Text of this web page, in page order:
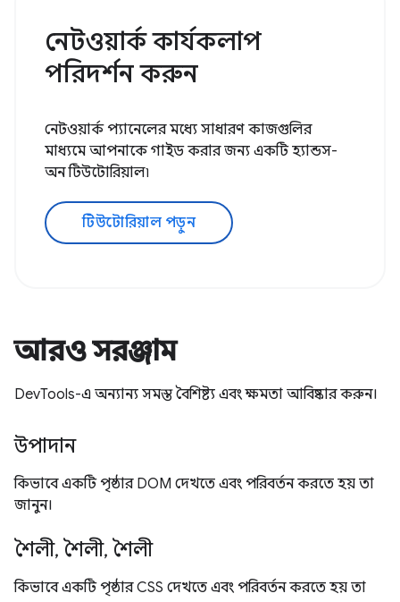
নেটওয়ার্ক কার্যকলাপ
পরিদর্শন করুন
নেটওয়ার্ক প্যানেলের মধ্যে সাধারণ কাজগুলির
মাধ্যমে আপনাকে গাইড করার জন্য একটি হ্যান্ডস-
অন টিউটোরিয়াল৷
টিউটোরিয়াল পড়ুন
আরও সরঞ্জাম
DevTools-এ অন্যান্য সমস্ত বৈশিষ্ট্য এবং ক্ষমতা আবিষ্কার করুন।
উপাদান
কিভাবে একটি পৃষ্ঠার DOM দেখতে এবং পরিবর্তন করতে হয় তা
জানুন।
শৈলী, শৈলী, শৈলী
কিভাবে একটি পৃষ্ঠার CSS দেখতে এবং পরিবর্তন করতে হয় তা